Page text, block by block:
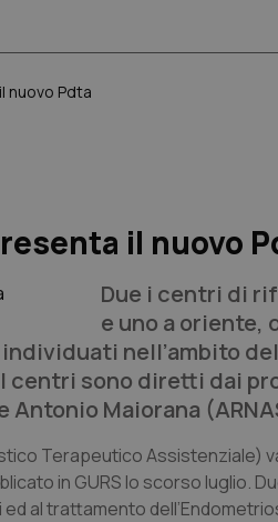
nuovo Pdta
il nuovo
Due i centri di
e uno a oriente,
nell’ambito
centri sono diretti dai
Antonio Maiorana
Terapeutico Assistenziale)
in GURS lo scorso luglio.
al trattamento